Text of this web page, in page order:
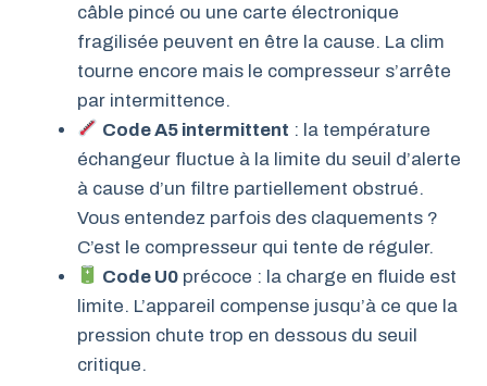
câble pincé ou une carte électronique
fragilisée peuvent en être la cause. La clim
tourne encore mais le compresseur s’arrête
par intermittence.
Code A5 intermittent : la température
échangeur fluctue à la limite du seuil d’alerte
à cause d’un filtre partiellement obstrué.
Vous entendez parfois des claquements ?
C’est le compresseur qui tente de réguler.
Code U0 précoce : la charge en fluide est
limite. L’appareil compense jusqu’à ce que la
pression chute trop en dessous du seuil
critique.